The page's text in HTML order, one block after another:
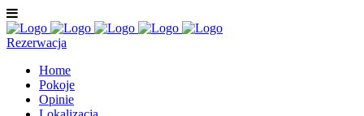
Rezerwacja
Home
Pokoje
Opinie